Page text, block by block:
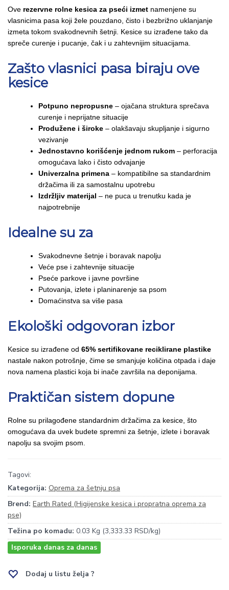
Ove rezervne rolne kesica za pseći izmet namenjene su
vlasnicima pasa koji žele pouzdano, čisto i bezbrižno uklanjanje
izmeta tokom svakodnevnih šetnji. Kesice su izrađene tako da
spreče curenje i pucanje, čak i u zahtevnijim situacijama.
Zašto vlasnici pasa biraju ove
kesice
Potpuno nepropusne – ojačana struktura sprečava
curenje i neprijatne situacije
Produžene i široke – olakšavaju skupljanje i sigurno
vezivanje
Jednostavno korišćenje jednom rukom – perforacija
omogućava lako i čisto odvajanje
Univerzalna primena – kompatibilne sa standardnim
držačima ili za samostalnu upotrebu
Izdržljiv materijal – ne puca u trenutku kada je
najpotrebnije
Idealne su za
Svakodnevne šetnje i boravak napolju
Veće pse i zahtevnije situacije
Pseće parkove i javne površine
Putovanja, izlete i planinarenje sa psom
Domaćinstva sa više pasa
Ekološki odgovoran izbor
Kesice su izrađene od 65% sertifikovane reciklirane plastike
nastale nakon potrošnje, čime se smanjuje količina otpada i daje
nova namena plastici koja bi inače završila na deponijama.
Praktičan sistem dopune
Rolne su prilagođene standardnim držačima za kesice, što
omogućava da uvek budete spremni za šetnje, izlete i boravak
napolju sa svojim psom.
Tagovi:
Kategorija: Oprema za šetnju psa
Brend: Earth Rated (Higijenske kesica i propratna oprema za
pse)
Težina po komadu: 0.03 Kg (3,333.33 RSD/kg)
Isporuka danas za danas
Dodaj u listu želja ?